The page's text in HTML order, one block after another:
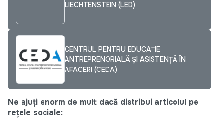
LIECHTENSTEIN (LED)
CENTRUL PENTRU EDUCAȚIE
ANTREPRENORIALĂ ȘI ASISTENȚĂ ÎN
AFACERI (CEDA)
Ne ajuți enorm de mult dacă distribui articolul pe
rețele sociale: